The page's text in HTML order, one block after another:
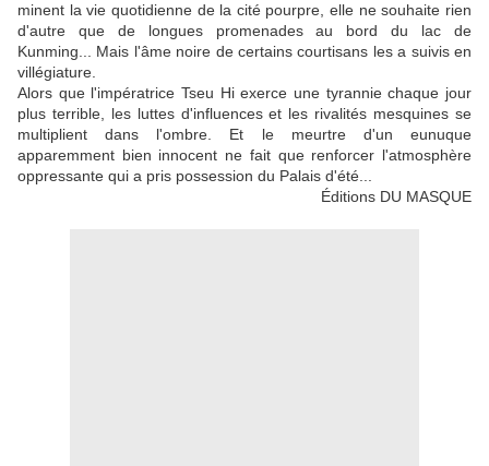
minent la vie quotidienne de la cité pourpre, elle ne souhaite rien
d'autre que de longues promenades au bord du lac de
Kunming... Mais l'âme noire de certains courtisans les a suivis en
villégiature.
Alors que l'impératrice Tseu Hi exerce une tyrannie chaque jour
plus terrible, les luttes d'influences et les rivalités mesquines se
multiplient dans l'ombre. Et le meurtre d'un eunuque
apparemment bien innocent ne fait que renforcer l'atmosphère
oppressante qui a pris possession du Palais d'été...
Éditions DU MASQUE